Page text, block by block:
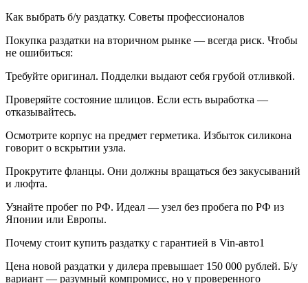
Как выбрать б/у раздатку. Советы профессионалов
Покупка раздатки на вторичном рынке — всегда риск. Чтобы
не ошибиться:
Требуйте оригинал. Подделки выдают себя грубой отливкой.
Проверяйте состояние шлицов. Если есть выработка —
отказывайтесь.
Осмотрите корпус на предмет герметика. Избыток силикона
говорит о вскрытии узла.
Прокрутите фланцы. Они должны вращаться без закусываний
и люфта.
Узнайте пробег по РФ. Идеал — узел без пробега по РФ из
Японии или Европы.
Почему стоит купить раздатку с гарантией в Vin-авто1
Цена новой раздатки у дилера превышает 150 000 рублей. Б/у
вариант — разумный компромисс, но у проверенного